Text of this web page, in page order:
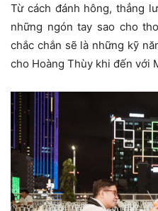
Từ cách đánh hông, thẳng
những ngón tay sao cho
chắc chắn sẽ là những kỹ
cho Hoàng Thùy khi đến với